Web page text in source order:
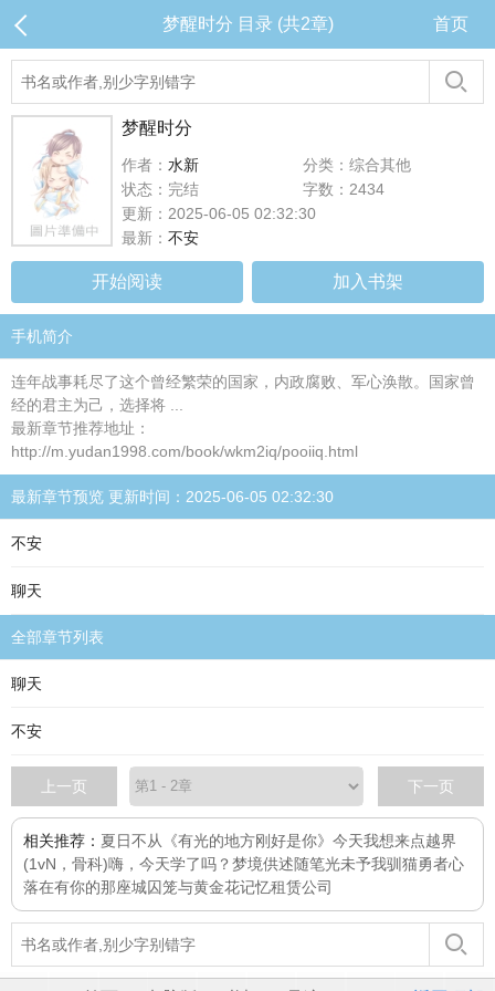
梦醒时分 目录 (共2章) 首页
梦醒时分
作者： 水新
分类：综合其他
状态：完结
字数：2434
更新：2025-06-05 02:32:30
最新： 不安
开始阅读 加入书架
手机简介
连年战事耗尽了这个曾经繁荣的国家，内政腐败、军心涣散。国家曾
经的君主为己，选择将 ...
最新章节推荐地址：
http://m.yudan1998.com/book/wkm2iq/pooiiq.html
最新章节预览 更新时间：2025-06-05 02:32:30
不安
聊天
全部章节列表
聊天
不安
上一页 下一页
相关推荐： 夏日不从 《有光的地方刚好是你》 今天我想来点越界
(1vN，骨科)嗨，今天学了吗？梦境供述随笔光未予我驯猫勇者心
落在有你的那座城囚笼与黄金花记忆租赁公司